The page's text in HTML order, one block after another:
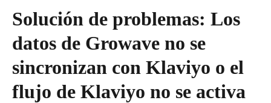
Solución de problemas: Los
datos de Growave no se
sincronizan con Klaviyo o el
flujo de Klaviyo no se activa